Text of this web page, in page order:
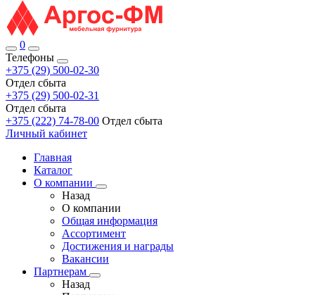
0
Телефоны
+375 (29) 500-02-30
Отдел сбыта
+375 (29) 500-02-31
Отдел сбыта
+375 (222) 74-78-00 Отдел сбыта
Личный кабинет
Главная
Каталог
О компании
Назад
О компании
Общая информация
Ассортимент
Достижения и награды
Вакансии
Партнерам
Назад